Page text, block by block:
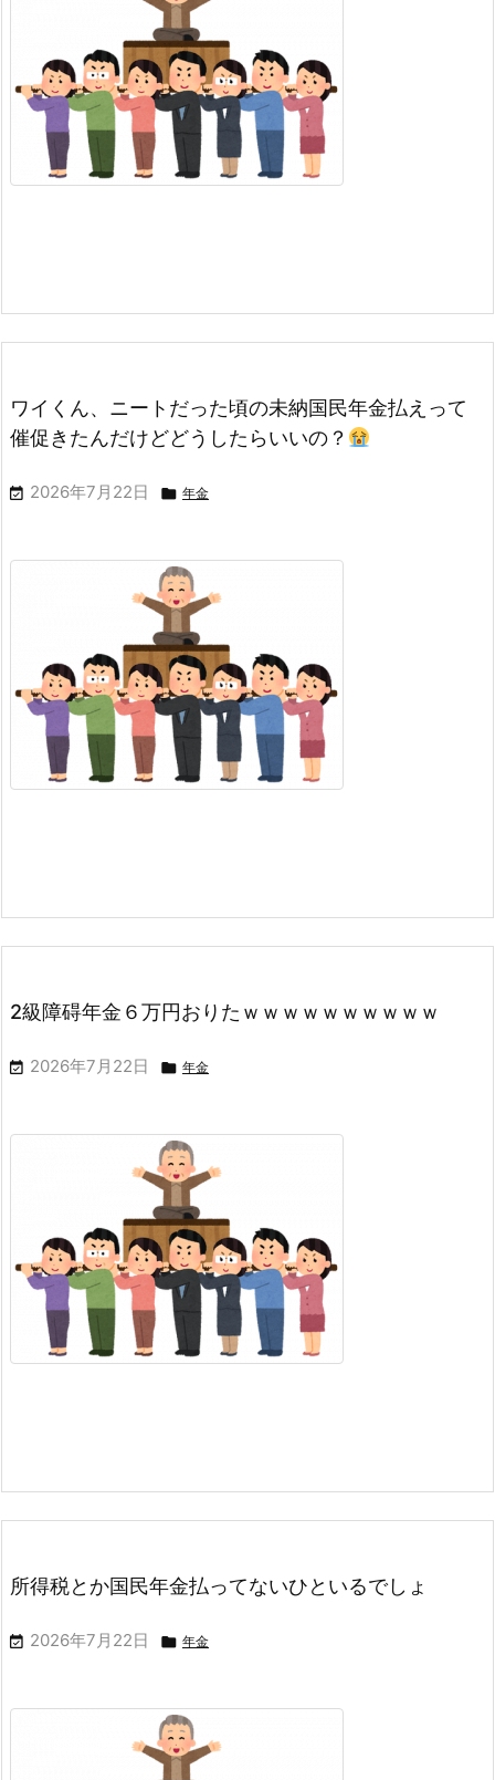
ワイくん、ニートだった頃の未納国民年金払えって
催促きたんだけどどうしたらいいの？
 2026年7月22日  年金
2級障碍年金６万円おりたｗｗｗｗｗｗｗｗｗｗ
 2026年7月22日  年金
所得税とか国民年金払ってないひといるでしょ
 2026年7月22日  年金